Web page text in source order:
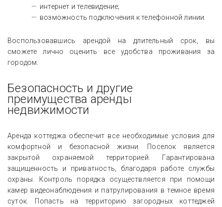
интернет и телевидение;
возможность подключения к телефонной линии.
Воспользовавшись арендой на длительный срок, вы
сможете лично оценить все удобства проживания за
городом.
Безопасность и другие
преимущества аренды
недвижимости
Аренда коттеджа обеспечит все необходимые условия для
комфортной и безопасной жизни. Поселок является
закрытой охраняемой территорией. Гарантирована
защищенность и приватность, благодаря работе службы
охраны. Контроль порядка осуществляется при помощи
камер видеонаблюдения и патрулирования в темное время
суток. Попасть на территорию загородных коттеджей